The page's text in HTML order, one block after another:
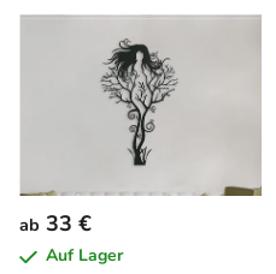
ab 33 €
Auf Lager